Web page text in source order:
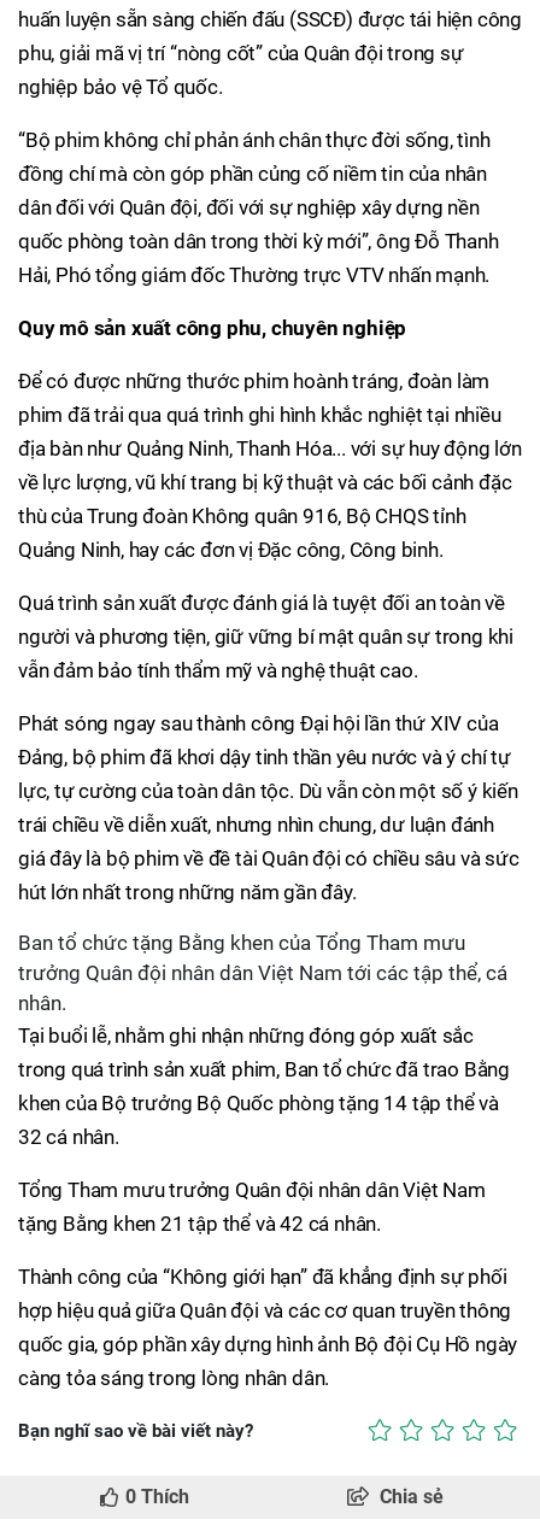
huấn luyện sẵn sàng chiến đấu (SSCĐ) được tái hiện công
phu, giải mã vị trí “nòng cốt” của Quân đội trong sự
nghiệp bảo vệ Tổ quốc.
“Bộ phim không chỉ phản ánh chân thực đời sống, tình
đồng chí mà còn góp phần củng cố niềm tin của nhân
dân đối với Quân đội, đối với sự nghiệp xây dựng nền
quốc phòng toàn dân trong thời kỳ mới”, ông Đỗ Thanh
Hải, Phó tổng giám đốc Thường trực VTV nhấn mạnh.
Quy mô sản xuất công phu, chuyên nghiệp
Để có được những thước phim hoành tráng, đoàn làm
phim đã trải qua quá trình ghi hình khắc nghiệt tại nhiều
địa bàn như Quảng Ninh, Thanh Hóa... với sự huy động lớn
về lực lượng, vũ khí trang bị kỹ thuật và các bối cảnh đặc
thù của Trung đoàn Không quân 916, Bộ CHQS tỉnh
Quảng Ninh, hay các đơn vị Đặc công, Công binh.
Quá trình sản xuất được đánh giá là tuyệt đối an toàn về
người và phương tiện, giữ vững bí mật quân sự trong khi
vẫn đảm bảo tính thẩm mỹ và nghệ thuật cao.
Phát sóng ngay sau thành công Đại hội lần thứ XIV của
Đảng, bộ phim đã khơi dậy tinh thần yêu nước và ý chí tự
lực, tự cường của toàn dân tộc. Dù vẫn còn một số ý kiến
trái chiều về diễn xuất, nhưng nhìn chung, dư luận đánh
giá đây là bộ phim về đề tài Quân đội có chiều sâu và sức
hút lớn nhất trong những năm gần đây.
Ban tổ chức tặng Bằng khen của Tổng Tham mưu
trưởng Quân đội nhân dân Việt Nam tới các tập thể, cá
nhân.
Tại buổi lễ, nhằm ghi nhận những đóng góp xuất sắc
trong quá trình sản xuất phim, Ban tổ chức đã trao Bằng
khen của Bộ trưởng Bộ Quốc phòng tặng 14 tập thể và
32 cá nhân.
Tổng Tham mưu trưởng Quân đội nhân dân Việt Nam
tặng Bằng khen 21 tập thể và 42 cá nhân.
Thành công của “Không giới hạn” đã khẳng định sự phối
hợp hiệu quả giữa Quân đội và các cơ quan truyền thông
quốc gia, góp phần xây dựng hình ảnh Bộ đội Cụ Hồ ngày
càng tỏa sáng trong lòng nhân dân.
Bạn nghĩ sao về bài viết này?
0 Thích Chia sẻ